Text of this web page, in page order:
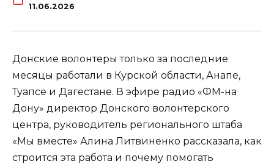
11.06.2026
Донские волонтеры только за последние
месяцы работали в Курской области, Анапе,
Туапсе и Дагестане. В эфире радио «ФМ-на
Дону» директор Донского волонтерского
центра, руководитель регионального штаба
«Мы вместе» Алина Литвиненко рассказала, как
строится эта работа и почему помогать